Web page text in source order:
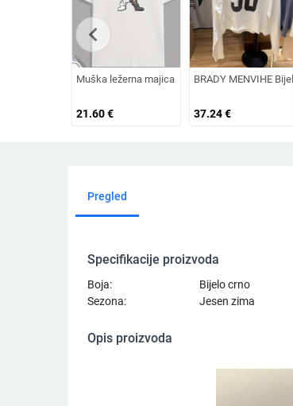
Muška ležerna majica s printom Astronauta u
21.60€
BRADY MENVIHE
37.24€
chevron_left
Pregled
Specifikacije proizvoda
Boja: Bijelo crno
Sezona:
Jesen zima
Opis proizvoda